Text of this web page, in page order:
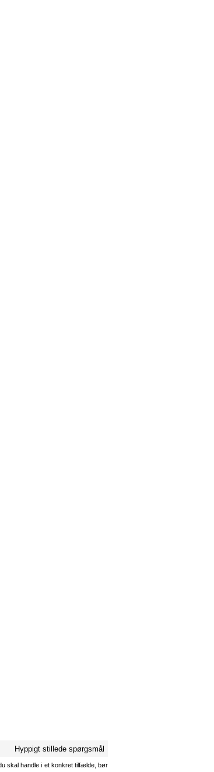
Hyppigt stillede spørgsmål
skal handle i et konkret tilfælde, bør